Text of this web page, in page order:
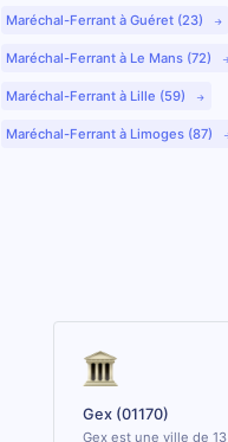
Maréchal-Ferrant à Guéret (23)
Maréchal-Ferrant à Le Mans (72)
Maréchal-Ferrant à Lille (59)
Maréchal-Ferrant à Limoges (87)
Gex (01170)
Gex est une ville de